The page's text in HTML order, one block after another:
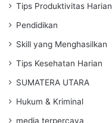
Tips Produktivitas Harian
Pendidikan
Skill yang Menghasilkan
Tips Kesehatan Harian
SUMATERA UTARA
Hukum & Kriminal
media terpercaya